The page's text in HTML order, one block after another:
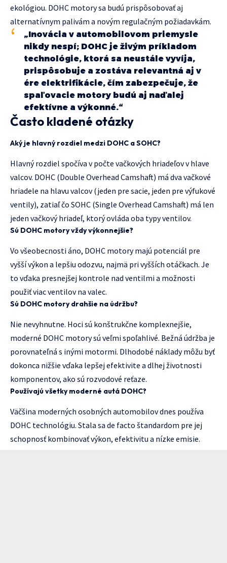
ekológiou. DOHC motory sa budú prispôsobovať aj
alternatívnym palivám a novým regulačným požiadavkám.
„Inovácia v automobilovom priemysle
nikdy nespí; DOHC je živým príkladom
technológie, ktorá sa neustále vyvíja,
prispôsobuje a zostáva relevantná aj v
ére elektrifikácie, čím zabezpečuje, že
spaľovacie motory budú aj naďalej
efektívne a výkonné.“
Často kladené otázky
Aký je hlavný rozdiel medzi DOHC a SOHC?
Hlavný rozdiel spočíva v počte vačkových hriadeľov v hlave
valcov. DOHC (Double Overhead Camshaft) má dva vačkové
hriadele na hlavu valcov (jeden pre sacie, jeden pre výfukové
ventily), zatiaľ čo SOHC (Single Overhead Camshaft) má len
jeden vačkový hriadeľ, ktorý ovláda oba typy ventilov.
Sú DOHC motory vždy výkonnejšie?
Vo všeobecnosti áno, DOHC motory majú potenciál pre
vyšší výkon a lepšiu odozvu, najmä pri vyšších otáčkach. Je
to vďaka presnejšej kontrole nad ventilmi a možnosti
použiť viac ventilov na valec.
Sú DOHC motory drahšie na údržbu?
Nie nevyhnutne. Hoci sú konštrukčne komplexnejšie,
moderné DOHC motory sú veľmi spoľahlivé. Bežná údržba je
porovnateľná s inými motormi. Dlhodobé náklady môžu byť
dokonca nižšie vďaka lepšej efektivite a dlhej životnosti
komponentov, ako sú rozvodové reťaze.
Používajú všetky moderné autá DOHC?
Väčšina moderných osobných automobilov dnes používa
DOHC technológiu. Stala sa de facto štandardom pre jej
schopnosť kombinovať výkon, efektivitu a nízke emisie.